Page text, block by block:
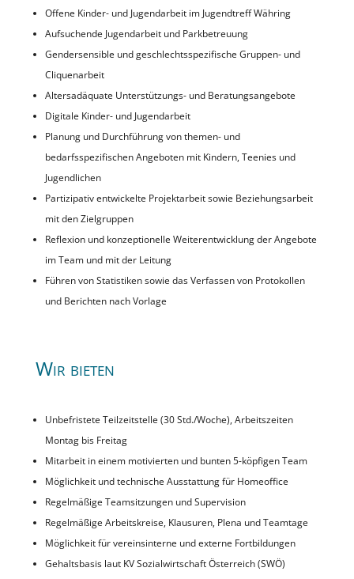
Offene Kinder- und Jugendarbeit im Jugendtreff Währing
Aufsuchende Jugendarbeit und Parkbetreuung
Gendersensible und geschlechtsspezifische Gruppen- und
Cliquenarbeit
Altersadäquate Unterstützungs- und Beratungsangebote
Digitale Kinder- und Jugendarbeit
Planung und Durchführung von themen- und
bedarfsspezifischen Angeboten mit Kindern, Teenies und
Jugendlichen
Partizipativ entwickelte Projektarbeit sowie Beziehungsarbeit
mit den Zielgruppen
Reflexion und konzeptionelle Weiterentwicklung der Angebote
im Team und mit der Leitung
Führen von Statistiken sowie das Verfassen von Protokollen
und Berichten nach Vorlage
Wir bieten
Unbefristete Teilzeitstelle (30 Std./Woche), Arbeitszeiten
Montag bis Freitag
Mitarbeit in einem motivierten und bunten 5-köpfigen Team
Möglichkeit und technische Ausstattung für Homeoffice
Regelmäßige Teamsitzungen und Supervision
Regelmäßige Arbeitskreise, Klausuren, Plena und Teamtage
Möglichkeit für vereinsinterne und externe Fortbildungen
Gehaltsbasis laut KV Sozialwirtschaft Österreich (SWÖ)